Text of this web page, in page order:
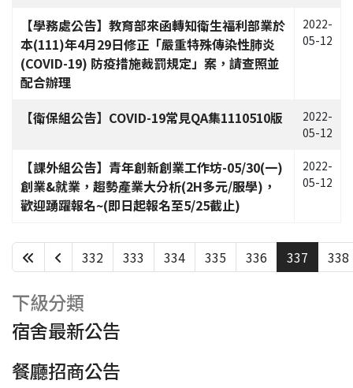
【學務處公告】教育部來函轉知衛生福利部業於
本(111)年4月29日修正「嚴重特殊傳染性肺炎
(COVID-19) 防疫措施裁罰規定」案，請查照並
配合辦理
2022-
05-12
【衛保組公告】COVID-19常見QA集1110510版
2022-
05-12
【課外組公告】青年創新創業工作坊-05/30(一)
創業&就業，趨勢產業大分析(2H多元/服學)，
歡迎踴躍報名~(即日起報名至5/25截止)
2022-
05-12
第 337 頁，共 438 頁
332 333 334 335 336 337 338
下級分類
宿舍最新公告
餐廳招商公告